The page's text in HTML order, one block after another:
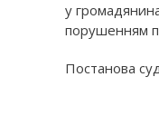
у
порушенням
Постанова